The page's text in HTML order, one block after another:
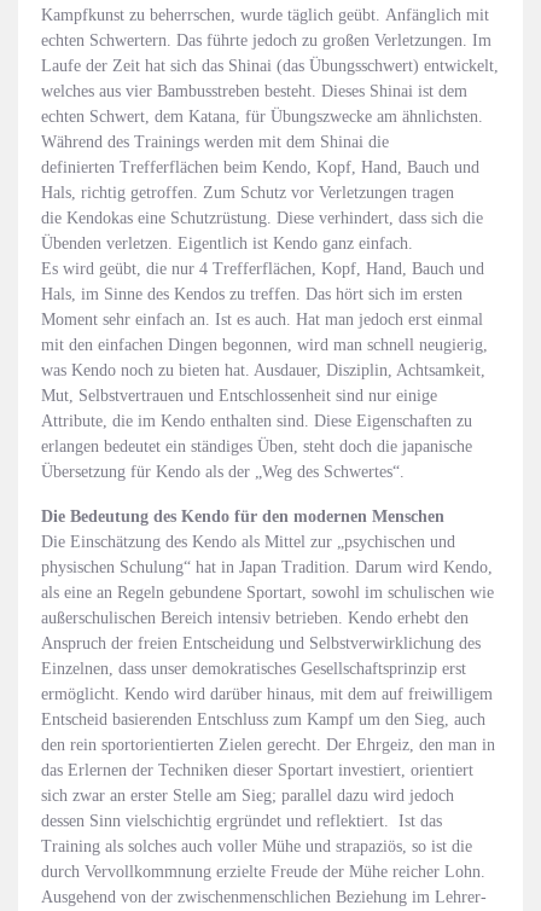
Kampfkunst zu beherrschen, wurde täglich geübt. Anfänglich mit
echten Schwertern. Das führte jedoch zu großen Verletzungen. Im
Laufe der Zeit hat sich das Shinai (das Übungsschwert) entwickelt,
welches aus vier Bambusstreben besteht. Dieses Shinai ist dem
echten Schwert, dem Katana, für Übungszwecke am ähnlichsten.
Während des Trainings werden mit dem Shinai die
definierten Trefferflächen beim Kendo, Kopf, Hand, Bauch und
Hals, richtig getroffen. Zum Schutz vor Verletzungen tragen
die Kendokas eine Schutzrüstung. Diese verhindert, dass sich die
Übenden verletzen. Eigentlich ist Kendo ganz einfach.
Es wird geübt, die nur 4 Trefferflächen, Kopf, Hand, Bauch und
Hals, im Sinne des Kendos zu treffen. Das hört sich im ersten
Moment sehr einfach an. Ist es auch. Hat man jedoch erst einmal
mit den einfachen Dingen begonnen, wird man schnell neugierig,
was Kendo noch zu bieten hat. Ausdauer, Disziplin, Achtsamkeit,
Mut, Selbstvertrauen und Entschlossenheit sind nur einige
Attribute, die im Kendo enthalten sind. Diese Eigenschaften zu
erlangen bedeutet ein ständiges Üben, steht doch die japanische
Übersetzung für Kendo als der „Weg des Schwertes“.
Die Bedeutung des Kendo für den modernen Menschen
Die Einschätzung des Kendo als Mittel zur „psychischen und
physischen Schulung“ hat in Japan Tradition. Darum wird Kendo,
als eine an Regeln gebundene Sportart, sowohl im schulischen wie
außerschulischen Bereich intensiv betrieben. Kendo erhebt den
Anspruch der freien Entscheidung und Selbstverwirklichung des
Einzelnen, dass unser demokratisches Gesellschaftsprinzip erst
ermöglicht. Kendo wird darüber hinaus, mit dem auf freiwilligem
Entscheid basierenden Entschluss zum Kampf um den Sieg, auch
den rein sportorientierten Zielen gerecht. Der Ehrgeiz, den man in
das Erlernen der Techniken dieser Sportart investiert, orientiert
sich zwar an erster Stelle am Sieg; parallel dazu wird jedoch
dessen Sinn vielschichtig ergründet und reflektiert. Ist das
Training als solches auch voller Mühe und strapaziös, so ist die
durch Vervollkommnung erzielte Freude der Mühe reicher Lohn.
Ausgehend von der zwischenmenschlichen Beziehung im Lehrer-